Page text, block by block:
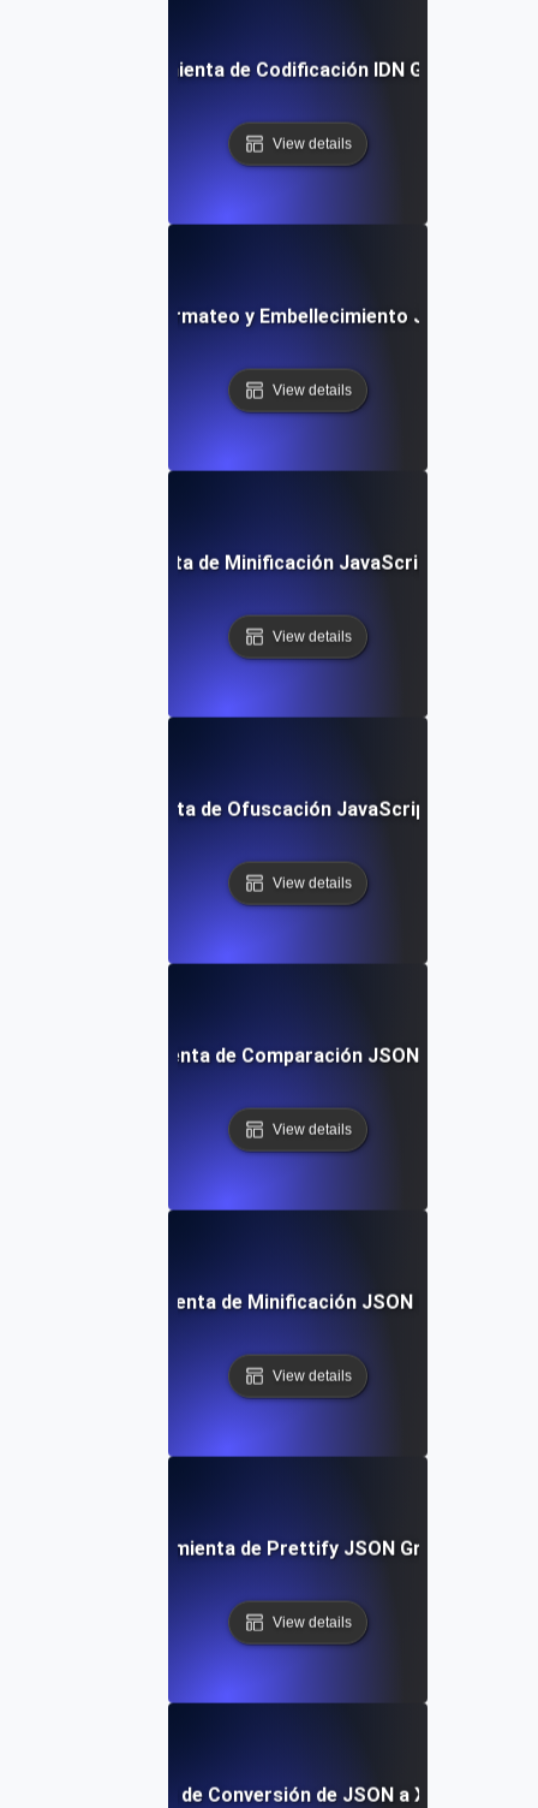
Herramienta de Codificación IDN Gratuita
View details
Herramienta de Formateo y Embellecimiento JavaScript
View details
Herramienta de Minificación JavaScript Gratuita
View details
Herramienta de Ofuscación JavaScript Gratuita
View details
Herramienta de Comparación JSON Gratuita
View details
Herramienta de Minificación JSON Gratuita
View details
Herramienta de Prettify JSON Gratuita
View details
Herramienta de Conversión de JSON a XML Gratuita